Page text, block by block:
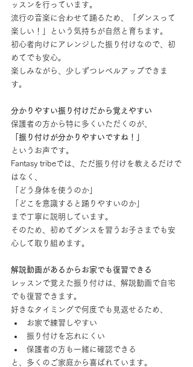
ッスンを行っています。
流行の音楽に合わせて踊るため、「ダンスって
楽しい！」という気持ちが自然と育ちます。
初心者向けにアレンジした振り付けなので、初
めてでも安心。
楽しみながら、少しずつレベルアップできま
す。
分かりやすい振り付けだから覚えやすい
保護者の方から特に多くいただくのが、
「振り付けが分かりやすいですね！」
というお声です。
Fantasy tribeでは、ただ振り付けを教えるだけで
はなく、
「どう身体を使うのか」
「どこを意識すると踊りやすいのか」
まで丁寧に説明しています。
そのため、初めてダンスを習うお子さまでも安
心して取り組めます。
解説動画があるからお家でも復習できる
レッスンで覚えた振り付けは、解説動画で自宅
でも復習できます。
好きなタイミングで何度でも見返せるため、
お家で練習しやすい
振り付けを忘れにくい
保護者の方も一緒に確認できる
と、多くのご家庭から喜ばれています。